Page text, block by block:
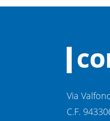
Via
C.F.